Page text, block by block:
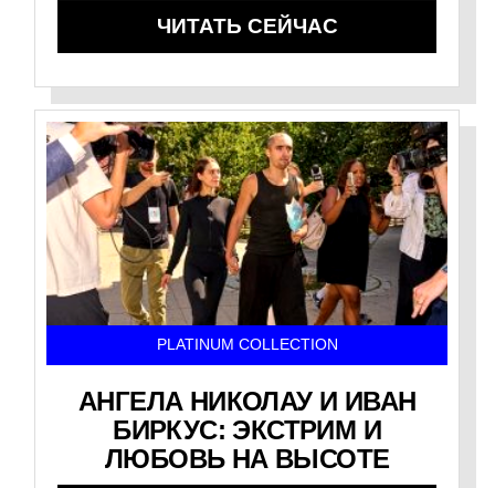
ЧИТАТЬ СЕЙЧАС
PLATINUM COLLECTION
АНГЕЛА НИКОЛАУ И ИВАН
БИРКУС: ЭКСТРИМ И
ЛЮБОВЬ НА ВЫСОТЕ